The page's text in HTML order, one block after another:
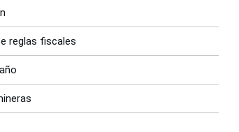
reglas fiscales